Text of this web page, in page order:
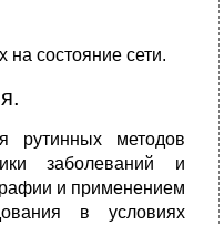
на состояние сети.
рутинных методов
заболеваний и
и применением
в условиях